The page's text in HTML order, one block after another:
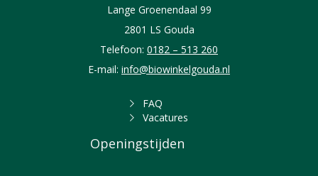
Lange Groenendaal 99
2801 LS Gouda
Telefoon: 0182 – 513 260
E-mail: info@biowinkelgouda.nl
FAQ
Vacatures
Openingstijden